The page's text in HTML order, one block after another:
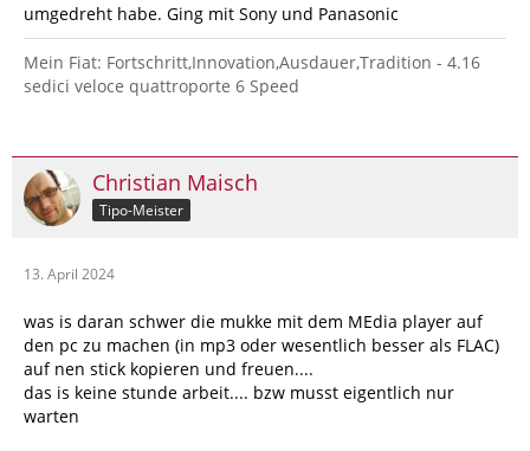
umgedreht habe. Ging mit Sony und Panasonic
Mein Fiat: Fortschritt,Innovation,Ausdauer,Tradition - 4.16
sedici veloce quattroporte 6 Speed
Christian Maisch
Tipo-Meister
13. April 2024
was is daran schwer die mukke mit dem MEdia player auf
den pc zu machen (in mp3 oder wesentlich besser als FLAC)
auf nen stick kopieren und freuen....
das is keine stunde arbeit.... bzw musst eigentlich nur
warten